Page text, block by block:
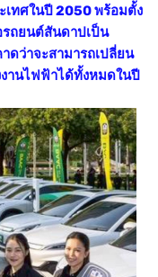
เทศในปี 2050 พร้อมตั้ง
ถยนต์สันดาปเป็น
ดว่าจะสามารถเปลี่ยน
านไฟฟ้าได้ทั้งหมดในปี